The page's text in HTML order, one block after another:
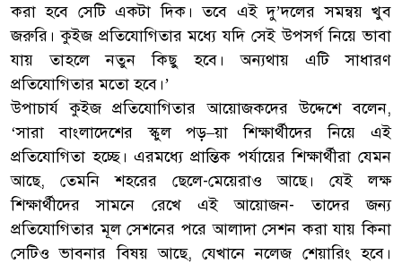
করা হবে সেটি একটা দিক। তবে এই দু’দলের সমন্বয় খুব
জরুরি। কুইজ প্রতিযোগিতার মধ্যে যদি সেই উপসর্গ নিয়ে ভাবা
যায় তাহলে নতুন কিছু হবে। অন্যথায় এটি সাধারণ
প্রতিযোগিতার মতো হবে।’
উপাচার্য কুইজ প্রতিযোগিতার আয়োজকদের উদ্দেশে বলেন,
‘সারা বাংলাদেশের স্কুল পড়–য়া শিক্ষার্থীদের নিয়ে এই
প্রতিযোগিতা হচ্ছে। এরমধ্যে প্রান্তিক পর্যায়ের শিক্ষার্থীরা যেমন
আছে, তেমনি শহরের ছেলে-মেয়েরাও আছে। যেই লক্ষ
শিক্ষার্থীদের সামনে রেখে এই আয়োজন- তাদের জন্য
প্রতিযোগিতার মূল সেশনের পরে আলাদা সেশন করা যায় কিনা
সেটিও ভাবনার বিষয় আছে, যেখানে নলেজ শেয়ারিং হবে।